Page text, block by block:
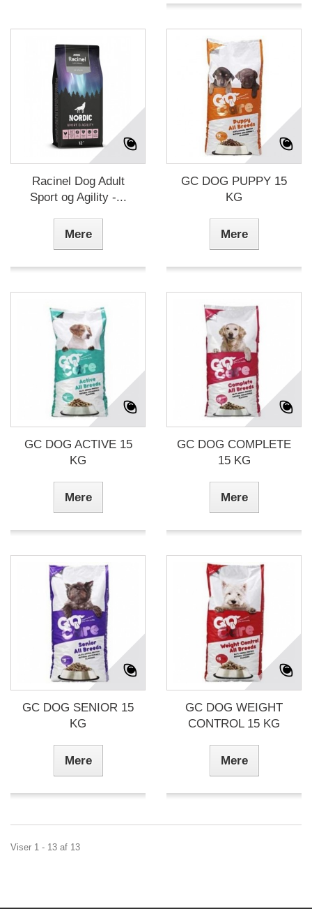
Racinel Dog Adult
Sport og Agility -...
Mere
GC DOG PUPPY 15
KG
Mere
GC DOG ACTIVE 15
KG
Mere
GC DOG COMPLETE
15 KG
Mere
GC DOG SENIOR 15
KG
Mere
GC DOG WEIGHT
CONTROL 15 KG
Mere
Viser 1 - 13 af 13